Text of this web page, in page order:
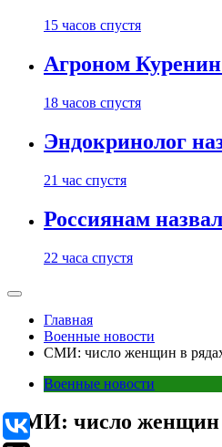
15 часов спустя
Агроном
18 часов спустя
Эндокринолог
21 час спустя
Россиянам
22 часа спустя
Главная
Военные новости
СМИ: число женщин в
Военные новости
СМИ: число женщин